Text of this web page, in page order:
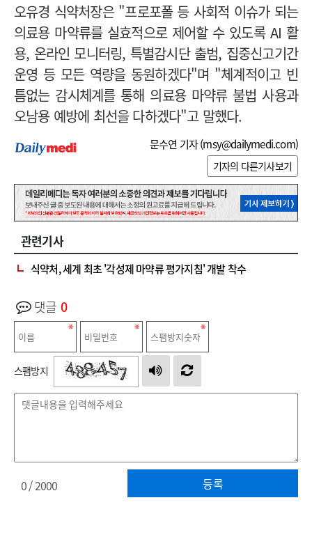
오유경 식약처장은 "프로포폴 등 사회적 이슈가 되는
의료용 마약류를 실효적으로 제어할 수 있도록 AI 활
용, 온라인 모니터링, 특별감시단 출범, 집중신고기간
운영 등 모든 역량을 동원하겠다"며 "체계적이고 빈
틈없는 감시체계를 통해 의료용 마약류 불법 사용과
오남용 예방에 최선을 다하겠다"고 말했다.
문수연 기자 (msy@dailymedi.com)
기자의 다른기사보기
관련기사
식약처, 세계 최초 '각성제 마약류 평가지침' 개발 착수
댓글 0
스팸방지
등록
0/ 2000